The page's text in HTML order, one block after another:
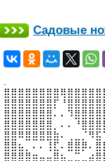
Садовые
.